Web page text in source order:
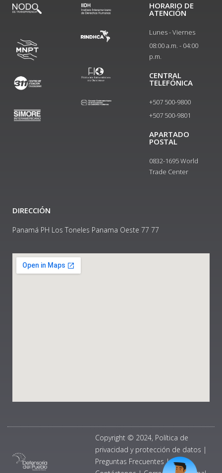
HORARIO DE
ATENCIÓN
Lunes - Viernes
08:00 a.m. - 04:00
p.m.
CENTRAL
TELEFÓNICA
+507 500-9800
+507 500-9801​
APARTADO
POSTAL
0832-1695 World
Trade Center
DIRECCIÓN
Panamá PH Los Toneles Panama Oeste 77 77
Copyright © 2024, Política de
privacidad y protección de datos |
Preguntas Frecuentes |